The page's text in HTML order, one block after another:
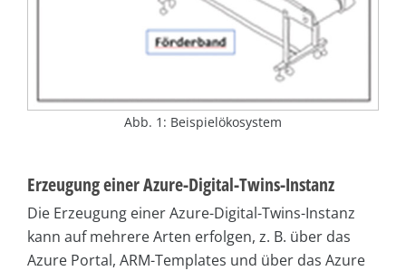
Abb. 1: Beispielökosystem
Erzeugung einer Azure-Digital-Twins-Instanz
Die Erzeugung einer Azure-Digital-Twins-Instanz
kann auf mehrere Arten erfolgen, z. B. über das
Azure Portal, ARM-Templates und über das Azure